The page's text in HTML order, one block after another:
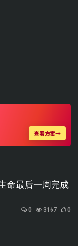
命最后一周完成
0 3167 0